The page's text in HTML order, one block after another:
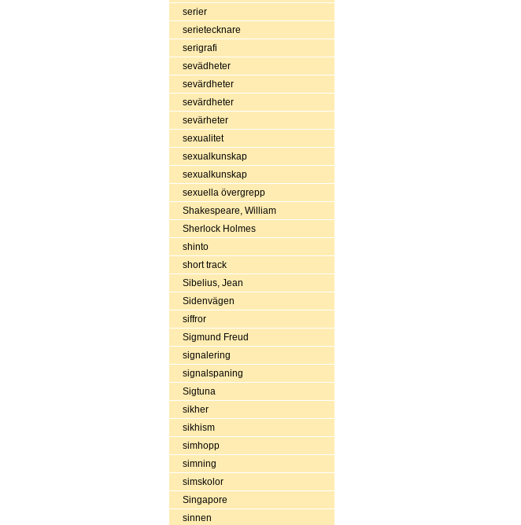
serier
serietecknare
serigrafi
sevädheter
sevärdheter
sevärdheter
sevärheter
sexualitet
sexualkunskap
sexualkunskap
sexuella övergrepp
Shakespeare, William
Sherlock Holmes
shinto
short track
Sibelius, Jean
Sidenvägen
siffror
Sigmund Freud
signalering
signalspaning
Sigtuna
sikher
sikhism
simhopp
simning
simskolor
Singapore
sinnen